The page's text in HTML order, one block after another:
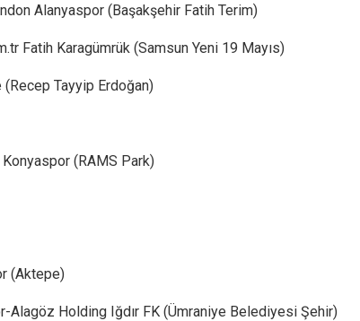
Alanyaspor (Başakşehir Fatih Terim)
Fatih Karagümrük (Samsun Yeni 19 Mayıs)
Tayyip Erdoğan)
(RAMS Park)
(Aktepe)
Alagöz Holding Iğdır FK (Ümraniye Belediyesi Şehir)